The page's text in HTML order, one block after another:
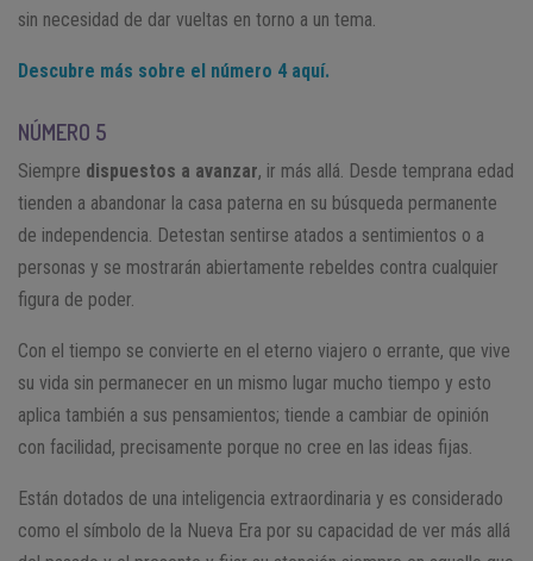
sin necesidad de dar vueltas en torno a un tema.
Descubre más sobre el número 4 aquí.
NÚMERO 5
Siempre dispuestos a avanzar, ir más allá. Desde temprana edad
tienden a abandonar la casa paterna en su búsqueda permanente
de independencia. Detestan sentirse atados a sentimientos o a
personas y se mostrarán abiertamente rebeldes contra cualquier
figura de poder.
Con el tiempo se convierte en el eterno viajero o errante, que vive
su vida sin permanecer en un mismo lugar mucho tiempo y esto
aplica también a sus pensamientos; tiende a cambiar de opinión
con facilidad, precisamente porque no cree en las ideas fijas.
Están dotados de una inteligencia extraordinaria y es considerado
como el símbolo de la Nueva Era por su capacidad de ver más allá